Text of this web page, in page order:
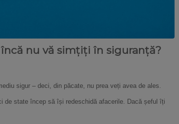
nu vă simțiți în siguranță?
sigur – deci, din păcate, nu prea veți avea de ales.
de state încep să își redeschidă afacerile. Dacă șeful îți